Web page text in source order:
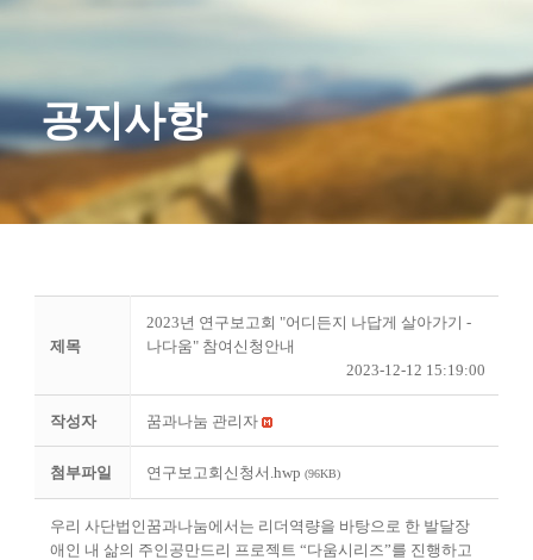
공지사항
제목
2023년 연구보고회 "어디든지 나답게 살아가기 -
나다움" 참여신청안내
2023-12-12 15:19:00
작성자 꿈과나눔 관리자
첨부파일 연구보고회신청서.hwp (96KB)
우리 사단법인꿈과나눔에서는 리더역량을 바탕으로 한 발달장
애인 내 삶의 주인공만드리 프로젝트 “다움시리즈”를 진행하고